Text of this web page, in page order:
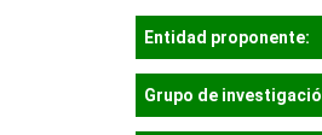
Entidad proponente:
Grupo de